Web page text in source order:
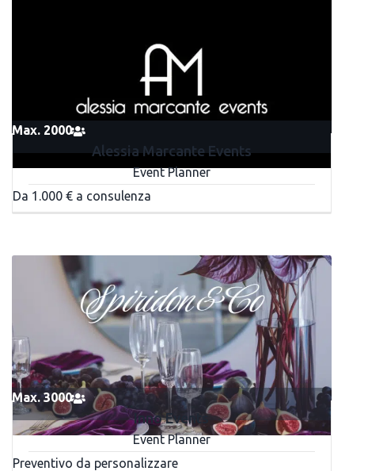
Max. 2000
Alessia Marcante Events
Event Planner
Da 1.000 € a consulenza
Max. 3000
Inno Events
Event Planner
Preventivo da personalizzare